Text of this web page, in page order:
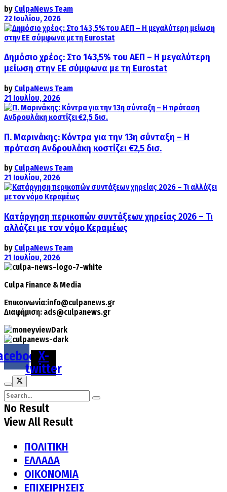
by CulpaNews Team
22 Ιουλίου, 2026
Δημόσιο χρέος: Στο 143,5% του ΑΕΠ – Η μεγαλύτερη
μείωση στην ΕΕ σύμφωνα με τη Eurostat
by CulpaNews Team
21 Ιουλίου, 2026
Π. Μαρινάκης: Κόντρα για την 13η σύνταξη – Η
πρόταση Ανδρουλάκη κοστίζει €2,5 δισ.
by CulpaNews Team
21 Ιουλίου, 2026
Κατάργηση περικοπών συντάξεων χηρείας 2026 – Τι
αλλάζει με τον νόμο Κεραμέως
by CulpaNews Team
21 Ιουλίου, 2026
Culpa Finance & Media
Επικοινωνία:info@culpanews.gr
Διαφήμιση: ads@culpanews.gr
X-
twitter
No Result
View All Result
ΠΟΛΙΤΙΚΗ
ΕΛΛΑΔΑ
ΟΙΚΟΝΟΜΙΑ
ΕΠΙΧΕΙΡΗΣΕΙΣ